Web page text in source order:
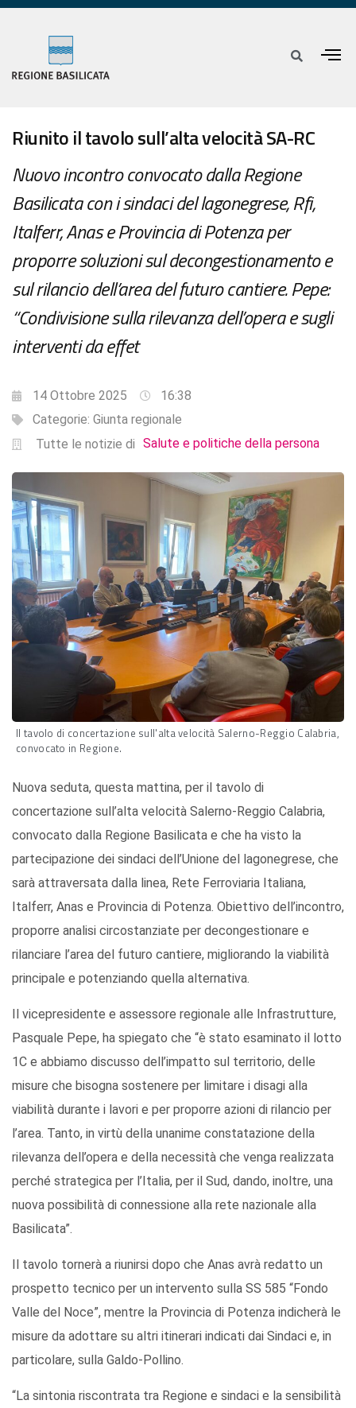
Riunito il tavolo sull’alta velocità SA-RC
Nuovo incontro convocato dalla Regione
Basilicata con i sindaci del lagonegrese, Rfi,
Italferr, Anas e Provincia di Potenza per
proporre soluzioni sul decongestionamento e
sul rilancio dell’area del futuro cantiere. Pepe:
“Condivisione sulla rilevanza dell’opera e sugli
interventi da effet
14 Ottobre 2025
16:38
Categorie: Giunta regionale
Tutte le notizie di Salute e politiche della persona
Il tavolo di concertazione sull'alta velocità Salerno-Reggio Calabria,
convocato in Regione.
Nuova seduta, questa mattina, per il tavolo di
concertazione sull’alta velocità Salerno-Reggio Calabria,
convocato dalla Regione Basilicata e che ha visto la
partecipazione dei sindaci dell’Unione del lagonegrese, che
sarà attraversata dalla linea, Rete Ferroviaria Italiana,
Italferr, Anas e Provincia di Potenza. Obiettivo dell’incontro,
proporre analisi circostanziate per decongestionare e
rilanciare l’area del futuro cantiere, migliorando la viabilità
principale e potenziando quella alternativa.
Il vicepresidente e assessore regionale alle Infrastrutture,
Pasquale Pepe, ha spiegato che “è stato esaminato il lotto
1C e abbiamo discusso dell’impatto sul territorio, delle
misure che bisogna sostenere per limitare i disagi alla
viabilità durante i lavori e per proporre azioni di rilancio per
l’area. Tanto, in virtù della unanime constatazione della
rilevanza dell’opera e della necessità che venga realizzata
perché strategica per l’Italia, per il Sud, dando, inoltre, una
nuova possibilità di connessione alla rete nazionale alla
Basilicata”.
Il tavolo tornerà a riunirsi dopo che Anas avrà redatto un
prospetto tecnico per un intervento sulla SS 585 “Fondo
Valle del Noce”, mentre la Provincia di Potenza indicherà le
misure da adottare su altri itinerari indicati dai Sindaci e, in
particolare, sulla Galdo-Pollino.
“La sintonia riscontrata tra Regione e sindaci e la sensibilità